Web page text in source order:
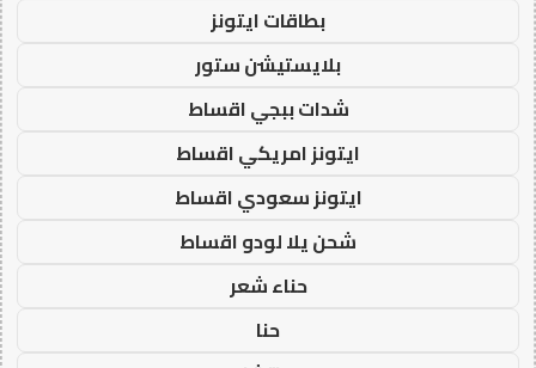
بطاقات ايتونز
بلايستيشن ستور
شدات ببجي اقساط
ايتونز امريكي اقساط
ايتونز سعودي اقساط
شحن يلا لودو اقساط
حناء شعر
حنا